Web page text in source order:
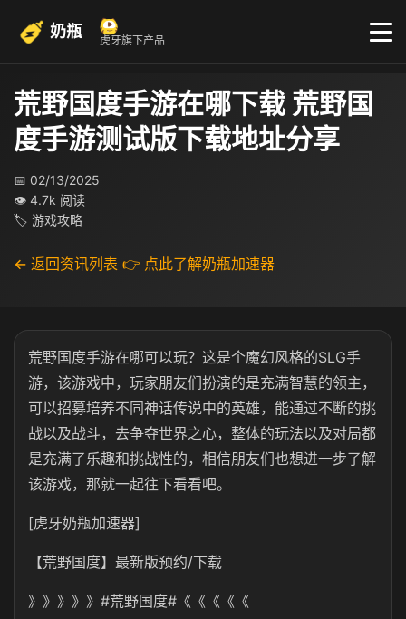
奶瓶 虎牙旗下产品
荒野国度手游在哪下载 荒野国
度手游测试版下载地址分享
📅 02/13/2025
👁 4.7k 阅读
🏷 游戏攻略
← 返回资讯列表 👉 点此了解奶瓶加速器
荒野国度手游在哪可以玩？这是个魔幻风格的SLG手
游，该游戏中，玩家朋友们扮演的是充满智慧的领主，
可以招募培养不同神话传说中的英雄，能通过不断的挑
战以及战斗，去争夺世界之心，整体的玩法以及对局都
是充满了乐趣和挑战性的，相信朋友们也想进一步了解
该游戏，那就一起往下看看吧。
[虎牙奶瓶加速器]
【荒野国度】最新版预约/下载
》》》》》#荒野国度#《《《《《